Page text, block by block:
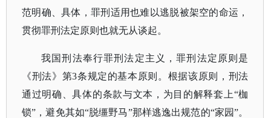
范明确、具体，罪刑适用也难以逃脱被架空的命运，
贯彻罪刑法定原则也就无从谈起。
我国刑法奉行罪刑法定主义，罪刑法定原则是
《刑法》第3条规定的基本原则。根据该原则，刑法
通过明确、具体的条款与文本，为目的解释套上“枷
锁”，避免其如“脱缰野马”那样逃逸出规范的“家园”。